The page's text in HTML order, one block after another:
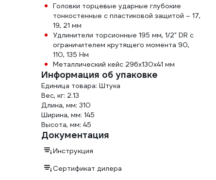
Головки торцевые ударные глубокие
тонкостенные с пластиковой защитой – 17,
19, 21 мм
Удлинители торсионные 195 мм, 1/2" DR с
ограничителем крутящего момента 90,
110, 135 Нм
Металлический кейс 296х130х41 мм
Информация об упаковке
Единица товара: Штука
Вес, кг: 2.13
Длина, мм: 310
Ширина, мм: 145
Высота, мм: 45
Документация
Инструкция
Сертификат дилера